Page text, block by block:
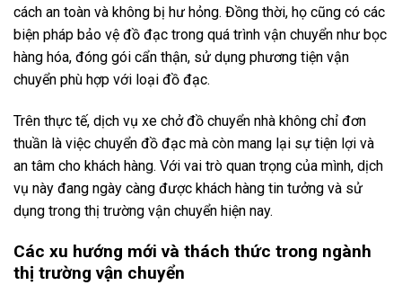
cách an toàn và không bị hư hỏng. Đồng thời, họ cũng có các
biện pháp bảo vệ đồ đạc trong quá trình vận chuyển như bọc
hàng hóa, đóng gói cẩn thận, sử dụng phương tiện vận
chuyển phù hợp với loại đồ đạc.
Trên thực tế, dịch vụ xe chở đồ chuyển nhà không chỉ đơn
thuần là việc chuyển đồ đạc mà còn mang lại sự tiện lợi và
an tâm cho khách hàng. Với vai trò quan trọng của mình, dịch
vụ này đang ngày càng được khách hàng tin tưởng và sử
dụng trong thị trường vận chuyển hiện nay.
Các xu hướng mới và thách thức trong ngành
thị trường vận chuyển